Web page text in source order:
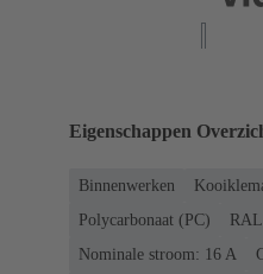
Eigenschappen
Binnenwerken
Polycarbonaat (PC)
Nominale stroom: ‌16 A